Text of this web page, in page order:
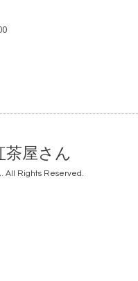
屋さん
. All Rights Reserved.